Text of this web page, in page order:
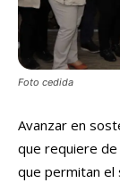
Foto cedida
Avanzar en
que requiere
que permitan el